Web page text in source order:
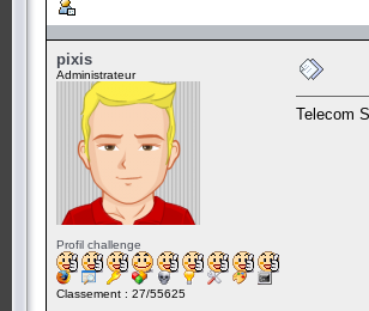
pixis
Administrateur
Profil challenge
Classement : 27/55625
Telecom